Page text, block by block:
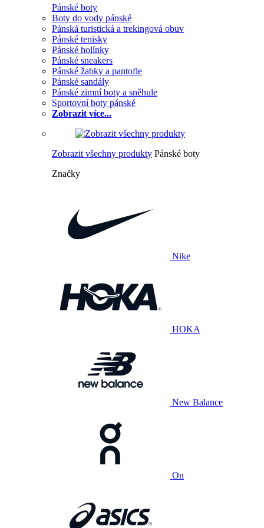
Pánské boty
Boty do vody pánské
Pánská turistická a trekingová obuv
Pánské tenisky
Pánské holínky
Pánské sneakers
Pánské žabky a pantofle
Pánské sandály
Pánské zimní boty a sněhule
Sportovní boty pánské
Zobrazit více...
Zobrazit všechny produkty Pánské boty
Značky
Nike
HOKA
New Balance
On